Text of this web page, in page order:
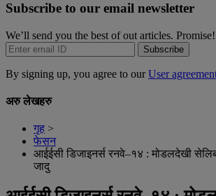
Subscribe to our email newsletter
We’ll send you the best of out articles. Promise!
Subscribe
By signing up, you agree to ourUser
अरु लेखहरु
गृह >
फेसन
आईईसी डिजाइनर्स रनवे–१४ : मोडलदेखी
जादु